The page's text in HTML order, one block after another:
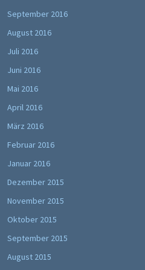
September 2016
August 2016
Juli 2016
Juni 2016
Mai 2016
April 2016
März 2016
Februar 2016
Januar 2016
Dezember 2015
November 2015
Oktober 2015
September 2015
August 2015